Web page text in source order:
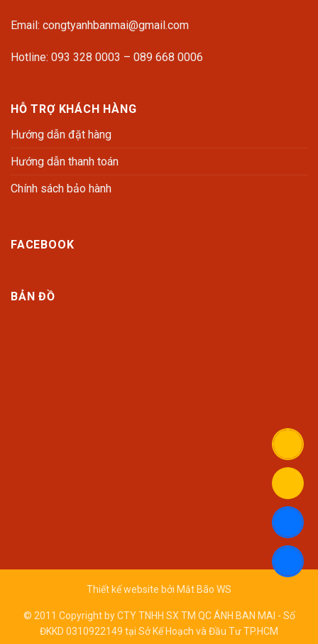
Email: congtyanhbanmai@gmail.com
Hotline: 093 328 0003 – 089 668 0006
HỖ TRỢ KHÁCH HÀNG
Hướng dẫn đặt hàng
Hướng dẫn thanh toán
Chính sách bảo hành
FACEBOOK
BẢN ĐỒ
Thiết kế website bởi Mắt Bão WS
© 2011 Copyright by CTY TNHH SX TM QC ÁNH BAN MAI - Số
ĐKKD 0310922149 tại Sở Kế Hoạch và Đầu Tư TP.HCM